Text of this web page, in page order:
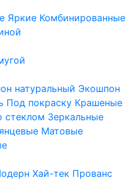
Яркие Комбинированные
натуральный Экошпон
Под покраску Крашеные
стеклом Зеркальные
Матовые
Хай-тек Прованс